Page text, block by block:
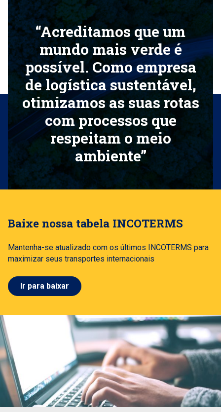
“Acreditamos que um
mundo mais verde é
possível. Como empresa
de logística sustentável,
otimizamos as suas rotas
com processos que
respeitam o meio
ambiente”
Baixe nossa tabela INCOTERMS
Mantenha-se atualizado com os últimos INCOTERMS para
maximizar seus transportes internacionais
Ir para baixar